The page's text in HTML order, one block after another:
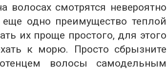
смотрятся невероятно
еще одно преимущество теплой
их проще простого, для этого
к морю. Просто сбрызните
волосы самодельным